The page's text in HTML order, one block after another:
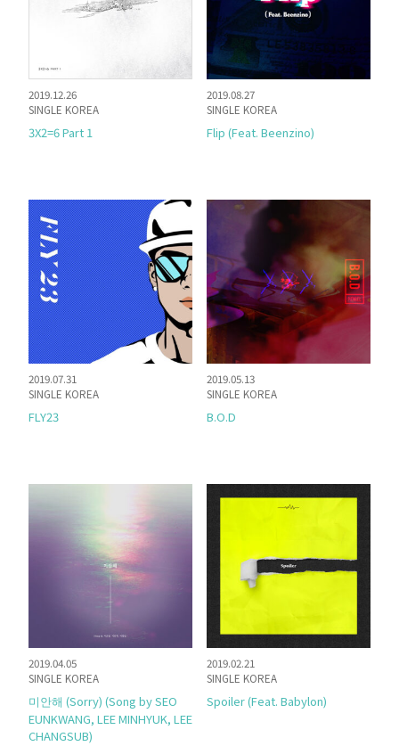
2019.12.26
SINGLE KOREA
3X2=6 Part 1
2019.08.27
SINGLE KOREA
Flip (Feat. Beenzino)
2019.07.31
SINGLE KOREA
FLY23
2019.05.13
SINGLE KOREA
B.O.D
2019.04.05
SINGLE KOREA
미안해 (Sorry) (Song by SEO
EUNKWANG, LEE MINHYUK, LEE
CHANGSUB)
2019.02.21
SINGLE KOREA
Spoiler (Feat. Babylon)